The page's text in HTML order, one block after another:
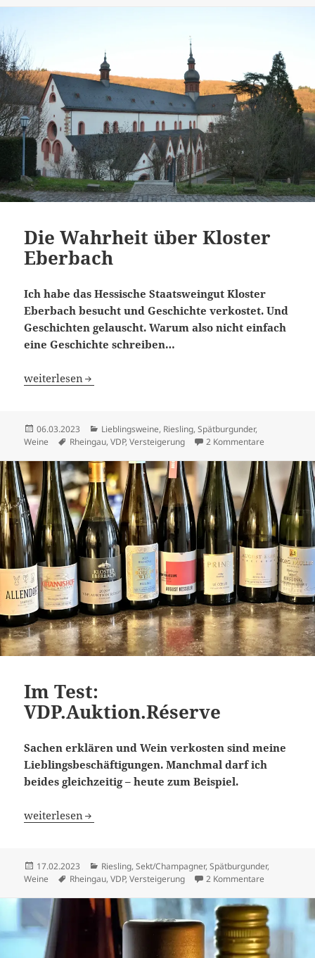
Die Wahrheit über Kloster
Eberbach
Ich habe das Hessische Staatsweingut Kloster
Eberbach besucht und Geschichte verkostet. Und
Geschichten gelauscht. Warum also nicht einfach
eine Geschichte schreiben…
Die Wahrheit über Kloster Eberbach
weiterlesen
Veröffentlicht
am
06.03.2023 Kategorien
Lieblingsweine, Riesling,Spätburgunder,
Weine
Schlagwörter
Rheingau,VDP,Versteigerung 2 Kommentare
Im Test:
VDP.Auktion.Réserve
Sachen erklären und Wein verkosten sind meine
Lieblingsbeschäftigungen. Manchmal darf ich
beides gleichzeitig – heute zum Beispiel.
Im Test: VDP.Auktion.Réserve
weiterlesen
Veröffentlicht
am
17.02.2023 Kategorien
Riesling,Sekt/Champagner,Spätburgunder,
Weine
Schlagwörter
Rheingau,VDP,Versteigerung 2 Kommentare